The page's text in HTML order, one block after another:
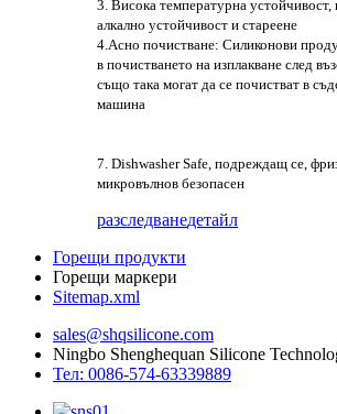
3. Висока температурна устойчивост,
алкално устойчивост и стареене
4.Асно почистване: Силиконови
в почистването на изплакване след
също така могат да се почистват в
машина
7. Dishwasher Safe, подреждащ се,
микровълнов безопасен
разследванедетайл
Горещи продукти
Горещи маркери
Sitemap.xml
sales@shqsilicone.com
Ningbo Shenghequan Silicone
Тел: 0086-574-63339889